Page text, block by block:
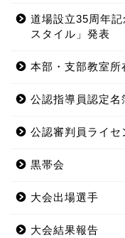
道場設立35周年
スタイル」発表
本部・支部教室所
公認指導員認定名
公認審判員ライセ
黒帯会
大会出場選手
大会結果報告